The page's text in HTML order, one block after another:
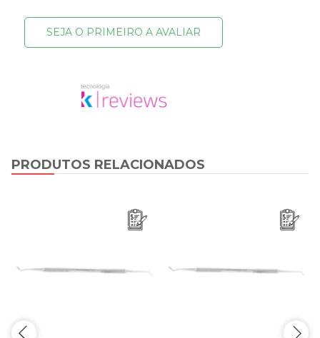
SEJA O PRIMEIRO A AVALIAR
PRODUTOS RELACIONADOS